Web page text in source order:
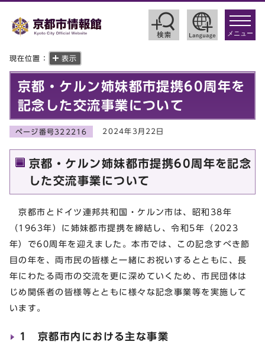
toggle
メニュー
現在位置： 表示
京都・ケルン姉妹都市提携60周年を
記念した交流事業について
ページ番号322216 2024年3月22日
京都・ケルン姉妹都市提携60周年を記念
した交流事業について
京都市とドイツ連邦共和国・ケルン市は、昭和38年
（1963年）に姉妹都市提携を締結し、令和5年（2023
年）で60周年を迎えました。本市では、この記念すべき節
目の年を、両市民の皆様と一緒にお祝いするとともに、長
年にわたる両市の交流を更に深めていくため、市民団体は
じめ関係者の皆様等とともに様々な記念事業等を実施して
います。
1 京都市内における主な事業